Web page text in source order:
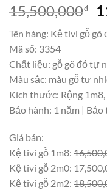
15,500,000₫
Tên hàng: Kệ tivi gỗ gõ
Mã số: 3354
Chất liệu: gỗ gõ đỏ tự
Màu sắc: màu gỗ tự
Kích thước: Rộng 1m8,
Bảo hành: 1 năm | Bảo
Giá bán:
Kệ tivi gỗ 1m8:
Kệ tivi gỗ 2m0:
Kệ tivi gỗ 2m2: